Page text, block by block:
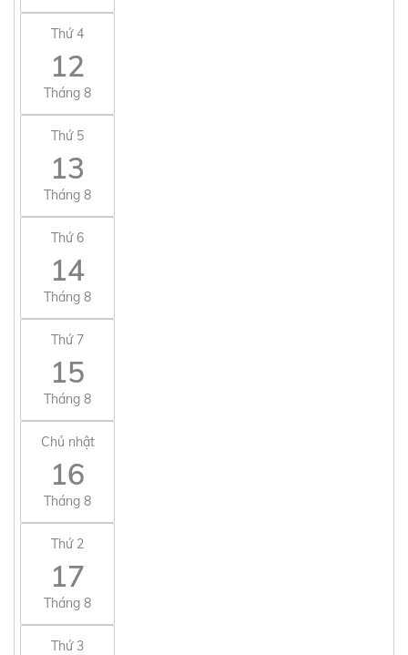
Thứ 4
12
Tháng 8
Thứ 5
13
Tháng 8
Thứ 6
14
Tháng 8
Thứ 7
15
Tháng 8
Chủ nhật
16
Tháng 8
Thứ 2
17
Tháng 8
Thứ 3